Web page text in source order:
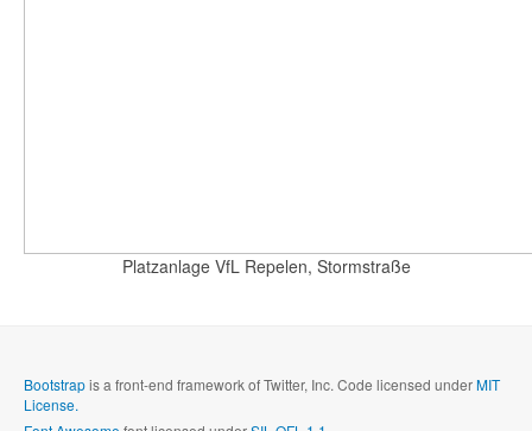
Platzanlage VfL Repelen, Stormstraße
Bootstrapis a front-end framework of Twitter, Inc. Code licensed underMIT
License.